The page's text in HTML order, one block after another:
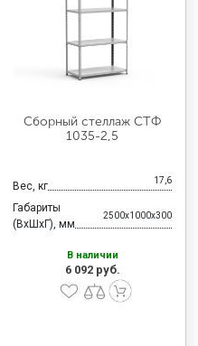
Сборный стеллаж СТФ
1035-2,5
Вес, кг 17,6
Габариты
(ВхШхГ), мм
2500x1000x300
В наличии
6 092 руб.